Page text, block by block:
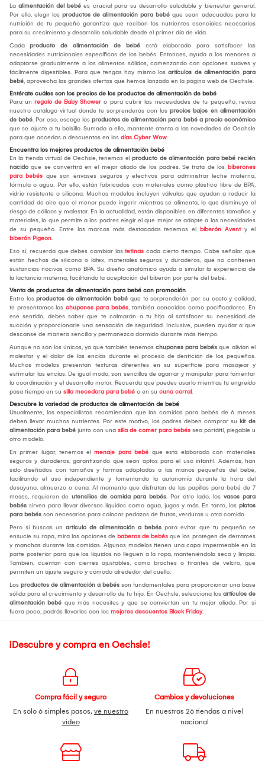
La alimentación del bebé es crucial para su desarrollo saludable y bienestar general.
Por ello, elegir los productos de alimentación para bebé que sean adecuados para la
nutrición de tu pequeño garantiza que reciban los nutrientes esenciales necesarios
para su crecimiento y desarrollo saludable desde el primer día de vida.
Cada producto de alimentación de bebé está elaborado para satisfacer las
necesidades nutricionales específicas de los bebés. Entonces, ayuda a los menores a
adaptarse gradualmente a los alimentos sólidos, comenzando con opciones suaves y
fácilmente digestibles. Para que tengas hoy mismo los artículos de alimentación para
bebé, aprovecha las grandes ofertas que hemos lanzado en la página web de Oechsle.
Entérate cuáles son los precios de los productos de alimentación de bebé
Para un regalo de Baby Shower o para cubrir las necesidades de tu pequeño, revisa
nuestro catálogo virtual donde te sorprenderás con los precios bajos en alimentación
de bebé. Por eso, escoge los productos de alimentación para bebé a precio económico
que se ajuste a tu bolsillo. Sumado a ello, mantente atento a las novedades de Oechsle
para que accedas a descuentos en los días Cyber Wow.
Encuentra los mejores productos de alimentación bebé
En la tienda virtual de Oechsle, tenemos el producto de alimentación para bebé recién
nacido que se convertirá en el mejor aliado de los padres. Se trata de los biberones
para bebés que son envases seguros y efectivos para administrar leche materna,
fórmula o agua. Por ello, están fabricados con materiales como plástico libre de BPA,
vidrio resistente o silicona. Muchos modelos incluyen válvulas que ayudan a reducir la
cantidad de aire que el menor puede ingerir mientras se alimenta, lo que disminuye el
riesgo de cólicos y malestar. En la actualidad, están disponibles en diferentes tamaños y
materiales, lo que permite a los padres elegir el que mejor se adapte a las necesidades
de su pequeño. Entre las marcas más destacadas tenemos el biberón Aventy el
biberón Pigeon.
Eso sí, recuerda que debes cambiar las tetinas cada cierto tiempo. Cabe señalar que
están hechas de silicona o látex, materiales seguros y duraderos, que no contienen
sustancias nocivas como BPA. Su diseño anatómico ayuda a simular la experiencia de
la lactancia materna, facilitando la aceptación del biberón por parte del bebé.
Venta de productos de alimentación para bebé con promoción
Entre los productos de alimentación bebé que te sorprenderán por su costo y calidad,
te presentamos los chupones para bebés, también conocidos como pacificadores. En
ese sentido, debes saber que te calmarán a tu hijo al satisfacer su necesidad de
succión y proporcionarle una sensación de seguridad. Inclusive, pueden ayudar a que
descanse de manera sencilla y permanezca dormido durante más tiempo.
Aunque no son los únicos, ya que también tenemos chupones para bebés que alivian el
malestar y el dolor de las encías durante el proceso de dentición de los pequeños.
Muchos modelos presentan texturas diferentes en su superficie para masajear y
estimular las encías. De igual modo, son sencillos de agarrar y manipular para fomentar
la coordinación y el desarrollo motor. Recuerda que puedes usarlo mientras tu engreído
pasa tiempo en su silla mecedora para bebé o en su cuna corral.
Descubre la variedad de productos de alimentación de bebé
Usualmente, los especialistas recomiendan que las comidas para bebés de 6 meses
deben llevar muchos nutrientes. Por este motivo, los padres deben comprar su kit de
alimentación para bebé junto con una silla de comer para bebés sea portátil, plegable u
otro modelo.
En primer lugar, tenemos el menaje para bebé que está elaborado con materiales
seguros y duraderos, garantizando que sean aptos para el uso infantil. Además, han
sido diseñados con tamaños y formas adaptadas a las manos pequeñas del bebé,
facilitando el uso independiente y fomentando la autonomía durante la hora del
desayuno, almuerzo o cena. Al momento que disfrutan de las papillas para bebé de 7
meses, requieren de utensilios de comida para bebés. Por otro lado, los vasos para
bebés sirven para llevar diversos líquidos como agua, jugos y más. En tanto, los platos
para bebés son necesarios para colocar pedazos de frutas, verduras u otra comida.
Pero si buscas un artículo de alimentación a bebés para evitar que tu pequeño se
ensucie su ropa, mira las opciones de baberos de bebés que los protegen de derrames
y manchas durante las comidas. Algunos modelos tienen una capa impermeable en la
parte posterior para que los líquidos no lleguen a la ropa, manteniéndola seca y limpia.
También, cuentan con cierres ajustables, como broches o tirantes de velcro, que
permiten un ajuste seguro y cómodo alrededor del cuello.
Los productos de alimentación a bebés son fundamentales para proporcionar una base
sólida para el crecimiento y desarrollo de tu hijo. En Oechsle, selecciona los artículos de
alimentación bebé que más necesites y que se conviertan en tu mejor aliado. Por si
fuera poco, podrás llevarlos con los mejores descuentos Black Friday.
¡Descubre y compra en Oechsle!
Compra fácil y seguro
En solo 6 simples pasos, ve nuestro
video
Cambios y devoluciones
En nuestras 26 tiendas a nivel
nacional